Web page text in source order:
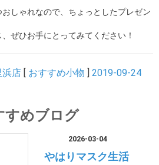
しゃれなので、ちょっとしたプレゼン
ぜひお手にとってみてください！
浜店 [ おすすめ小物 ] 2019-09-24
すめブログ
2026-03-04
やはりマスク生活